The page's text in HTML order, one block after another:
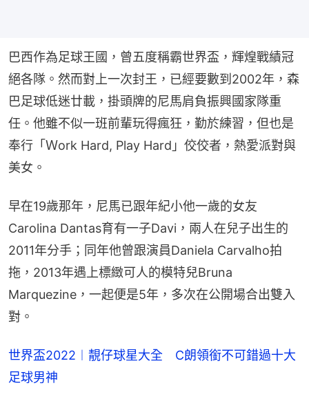
巴西作為足球王國，曾五度稱霸世界盃，輝煌戰績冠
絕各隊。然而對上一次封王，已經要數到2002年，森
巴足球低迷廿載，掛頭牌的尼馬肩負振興國家隊重
任。他雖不似一班前輩玩得瘋狂，勤於練習，但也是
奉行「Ｗork Hard, Play Hard」佼佼者，熱愛派對與
美女。
早在19歲那年，尼馬已跟年紀小他一歲的女友
Carolina Dantas育有一子Davi，兩人在兒子出生的
2011年分手；同年他曾跟演員Daniela Carvalho拍
拖，2013年遇上標緻可人的模特兒Bruna
Marquezine，一起便是5年，多次在公開場合出雙入
對。
世界盃2022︱靚仔球星大全 C朗領銜不可錯過十大
足球男神